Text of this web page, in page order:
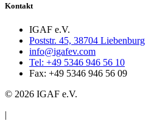
Kontakt
IGAF e.V.
Poststr. 45, 38704 Liebenburg
info@igafev.com
Tel: +49 5346 946 56 10
Fax: +49 5346 946 56 09
© 2026 IGAF e.V.
|